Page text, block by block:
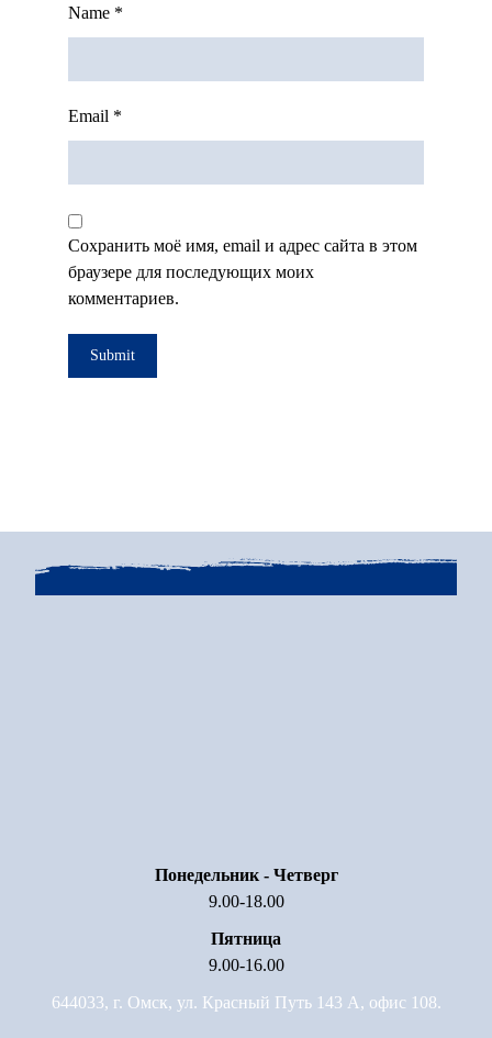
Name *
Email *
Сохранить моё имя, email и адрес сайта в этом
браузере для последующих моих
комментариев.
Понедельник - Четверг
9.00-18.00
Пятница
9.00-16.00
644033, г. Омск, ул. Красный Путь 143 А, офис 108.